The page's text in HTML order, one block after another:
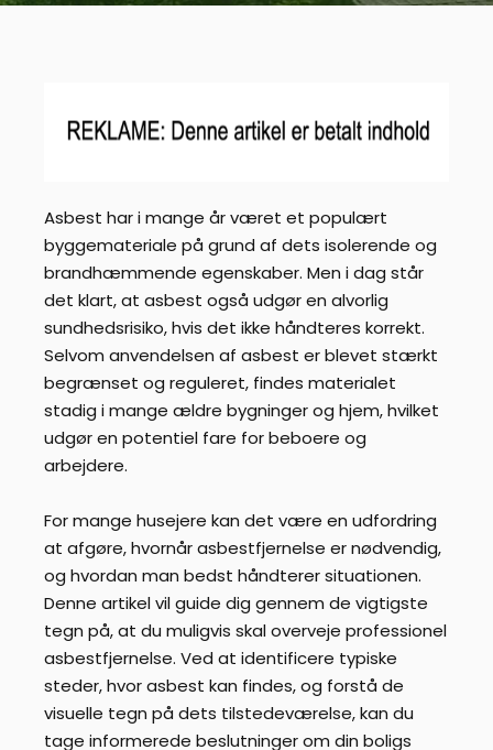
Asbest har i mange år været et populært
byggemateriale på grund af dets isolerende og
brandhæmmende egenskaber. Men i dag står
det klart, at asbest også udgør en alvorlig
sundhedsrisiko, hvis det ikke håndteres korrekt.
Selvom anvendelsen af asbest er blevet stærkt
begrænset og reguleret, findes materialet
stadig i mange ældre bygninger og hjem, hvilket
udgør en potentiel fare for beboere og
arbejdere.
For mange husejere kan det være en udfordring
at afgøre, hvornår asbestfjernelse er nødvendig,
og hvordan man bedst håndterer situationen.
Denne artikel vil guide dig gennem de vigtigste
tegn på, at du muligvis skal overveje professionel
asbestfjernelse. Ved at identificere typiske
steder, hvor asbest kan findes, og forstå de
visuelle tegn på dets tilstedeværelse, kan du
tage informerede beslutninger om din boligs